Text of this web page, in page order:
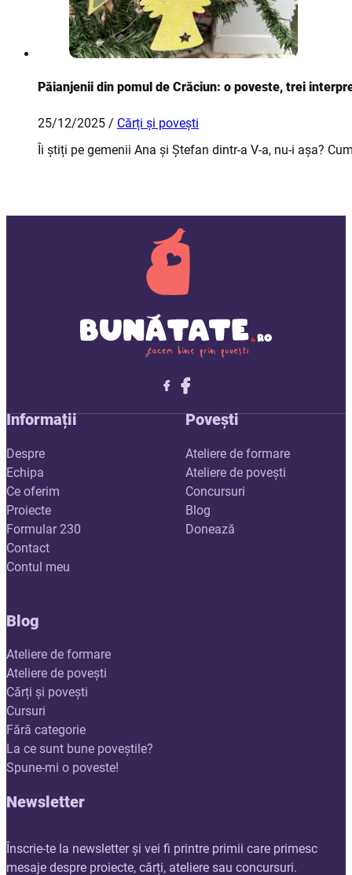
Păianjenii din pomul de Crăciun: o poveste, trei
25/12/2025 / Cărți și povești
Îi știți pe gemenii Ana și Ștefan dintr-a V-a, nu-i așa?
Follow me on X
Follow me on LinkedIn
Follow me on X
Informații
Despre
Echipa
Ce oferim
Proiecte
Formular 230
Contact
Contul meu
Povești
Ateliere de formare
Ateliere de povești
Concursuri
Blog
Donează
Blog
Ateliere de formare
Ateliere de povești
Cărți și povești
Cursuri
Fără categorie
La ce sunt bune poveștile?
Spune-mi o poveste!
Newsletter
Înscrie-te la newsletter și vei fi printre primii care primesc
mesaje despre proiecte, cărți, ateliere sau concursuri.